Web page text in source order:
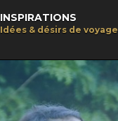
INSPIRATIONS
Idées & désirs de voyage